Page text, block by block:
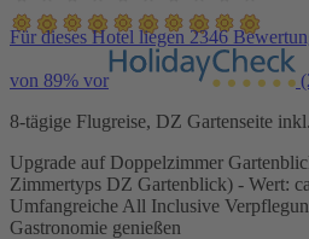
Für dieses Hotel liegen 2346
von 89% vor
8-tägige Flugreise, DZ Gartenseite
Upgrade auf Doppelzimmer
Zimmertyps DZ Gartenblick) - Wert:
Umfangreiche All Inclusive
Gastronomie genießen